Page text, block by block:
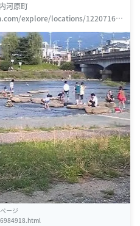
河原町
explore/locations/12207164
ージ